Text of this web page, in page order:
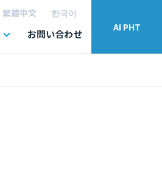
繁體中文 한국어
お問い合わせ
AI PHT